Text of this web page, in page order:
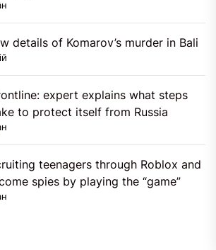
details of Komarov’s murder in Bali
expert explains what steps
to protect itself from Russia
teenagers through Roblox and
spies by playing the “game”